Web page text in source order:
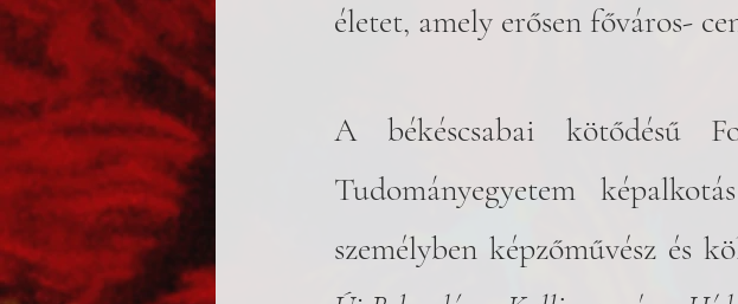
életet, amely erősen főváros-
A békéscsabai kötődésű
Tudományegyetem
személyben képzőművész és